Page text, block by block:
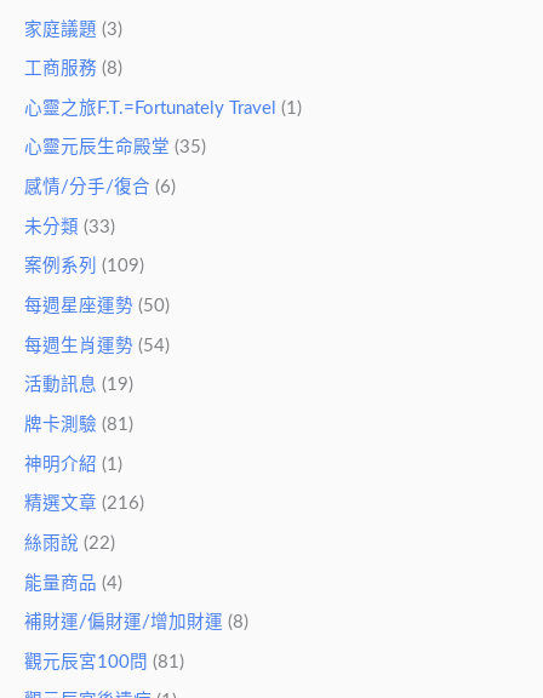
家庭議題 (3)
工商服務 (8)
心靈之旅F.T.=Fortunately Travel (1)
心靈元辰生命殿堂 (35)
感情/分手/復合 (6)
未分類 (33)
案例系列 (109)
每週星座運勢 (50)
每週生肖運勢 (54)
活動訊息 (19)
牌卡測驗 (81)
神明介紹 (1)
精選文章 (216)
絲雨說 (22)
能量商品 (4)
補財運/偏財運/增加財運 (8)
觀元辰宮100問 (81)